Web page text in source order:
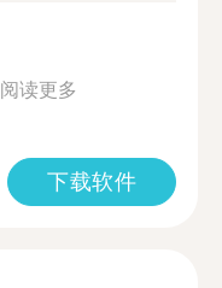
阅读更多
下载软件